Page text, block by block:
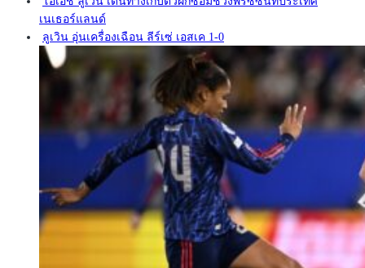
เนเธอร์แลนด์
ลูเวิน อุ่นเครื่องเฉือน ลีร์เซ่ เอสเค 1-0